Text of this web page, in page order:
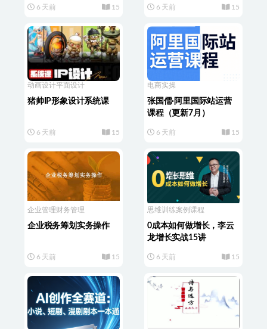
6 天前 15 6 天前 15
动画设计平面设计
猪帅IP形象设计系统课
6 天前 15
电商实操
张国儒·阿里国际站运营
课程（更新7月）
6 天前 15
企业管理财务管理
企业税务筹划实务操作
6 天前 15
思维训练案例课程
0成本如何做增长，李云
龙增长实战15讲
6 天前 15